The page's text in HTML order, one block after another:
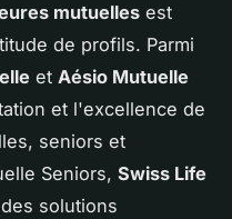
mutuelles est
de profils. Parmi
et Aésio Mutuelle
et l'excellence de
seniors et
Seniors, Swiss Life
solutions